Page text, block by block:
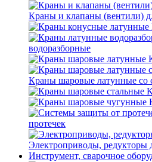
Краны и клапаны (вентили)
водоразборные
Краны шаровые латунные со
протечек
Электроприводы, редукторы
Инструмент, сварочное